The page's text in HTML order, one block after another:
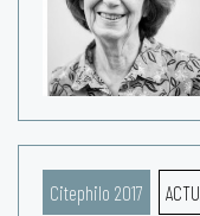
Citephilo 2017